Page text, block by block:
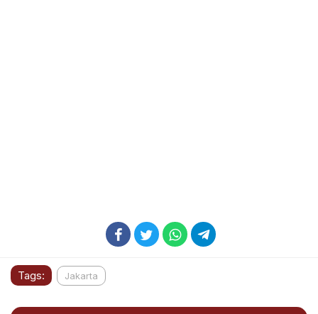
Tags: Jakarta